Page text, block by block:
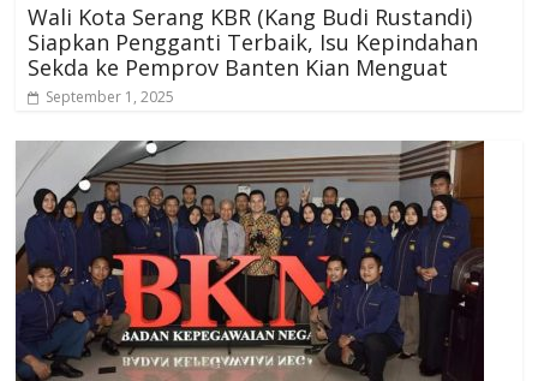
Wali Kota Serang KBR (Kang Budi Rustandi)
Siapkan Pengganti Terbaik, Isu Kepindahan
Sekda ke Pemprov Banten Kian Menguat
September 1, 2025